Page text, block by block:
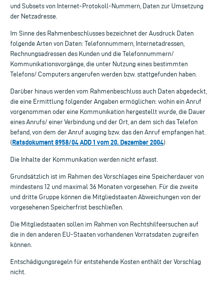
und Subsets von Internet-Protokoll-Nummern, Daten zur Umsetzung
der Netzadresse.
Im Sinne des Rahmenbeschlusses bezeichnet der Ausdruck Daten
folgende Arten von Daten: Telefonnummern, Internetadressen,
Rechnungsadressen des Kunden und die Telefonnummern/
Kommunikationsvorgänge, die unter Nutzung eines bestimmten
Telefons/ Computers angerufen werden bzw. stattgefunden haben.
Darüber hinaus werden vom Rahmenbeschluss auch Daten abgedeckt,
die eine Ermittlung folgender Angaben ermöglichen: wohin ein Anruf
vorgenommen oder eine Kommunikation hergestellt wurde, die Dauer
eines Anrufs/ einer Verbindung und der Ort, an dem sich das Telefon
befand, von dem der Anruf ausging bzw. das den Anruf empfangen hat.
(Ratsdokument 8958/04 ADD 1 vom 20. Dezember 2004)
Die Inhalte der Kommunikation werden nicht erfasst.
Grundsätzlich ist im Rahmen des Vorschlages eine Speicherdauer von
mindestens 12 und maximal 36 Monaten vorgesehen. Für die zweite
und dritte Gruppe können die Mitgliedstaaten Abweichungen von der
vorgesehenen Speicherfrist beschließen.
Die Mitgliedstaaten sollen im Rahmen von Rechtshilfeersuchen auf
die in den anderen EU-Staaten vorhandenen Vorratsdaten zugreifen
können.
Entschädigungsregeln für entstehende Kosten enthält der Vorschlag
nicht.